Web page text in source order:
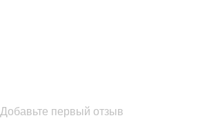
Добавьте первый отзыв